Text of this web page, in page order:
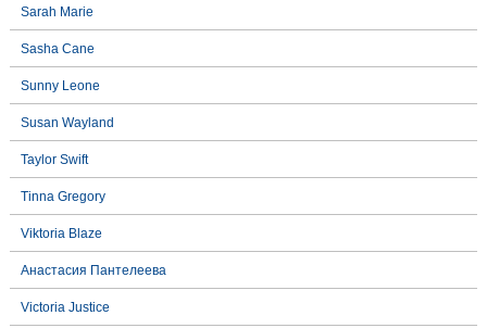
Sarah Marie
Sasha Cane
Sunny Leone
Susan Wayland
Taylor Swift
Tinna Gregory
Viktoria Blaze
Анастасия Пантелеева
Victoria Justice